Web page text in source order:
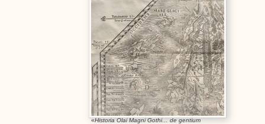
«Historia Olai Magni Gothi… de gentium